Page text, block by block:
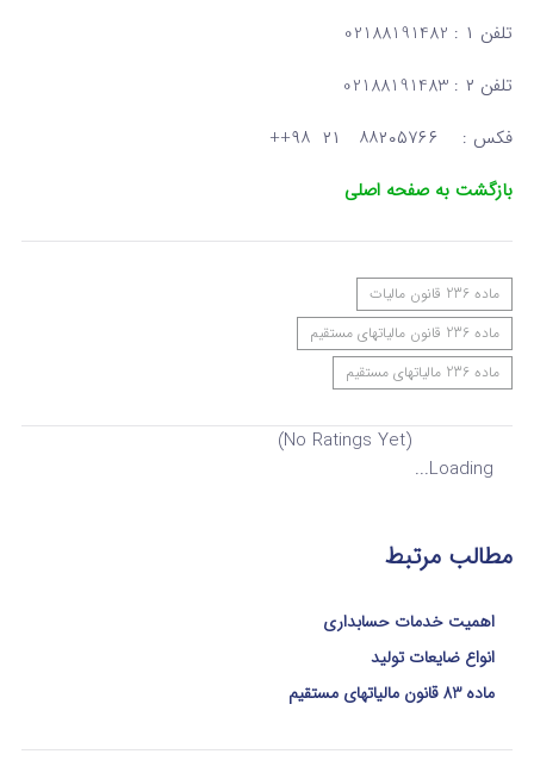
تلفن ۱ : 02188191482
تلفن ۲ : 02188191483
فکس : ۸۸۲۰۵۷۶۶ ۲۱ ۹۸++
بازگشت به صفحه اصلی
ماده 236 قانون مالیات
ماده 236 قانون مالیاتهای مستقیم
ماده 236 مالیاتهای مستقیم
(No Ratings Yet)
Loading...
مطالب مرتبط
اهمیت خدمات حسابداری
انواع ضایعات تولید
ماده 83 قانون مالیاتهای مستقیم